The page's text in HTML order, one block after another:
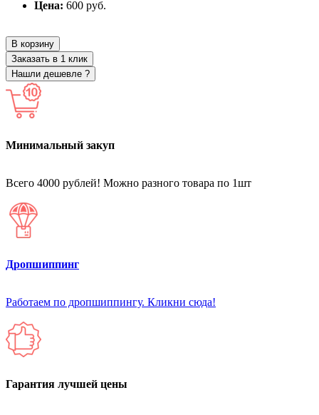
Цена: 600 руб.
В корзину
Заказать в 1 клик
Нашли дешевле ?
Минимальный закуп
Всего 4000 рублей! Можно разного товара по 1шт
Дропшиппинг
Работаем по дропшиппингу. Кликни сюда!
Гарантия лучшей цены